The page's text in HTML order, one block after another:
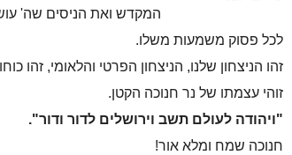
המקדש ואת הניסים שה'
לכל פסוק משמעות משלו.
זהו הניצחון שלנו, הניצחון הפרטי והלאומי,
זוהי עצמתו של נר חנוכה הקטן.
"ויהודה לעולם תשב וירושלים לדור ודור".
חנוכה שמח ומלא אור!